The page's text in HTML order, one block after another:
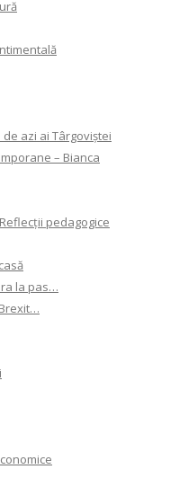
de azi ai Târgoviștei
– Bianca
pedagogice
la pas…